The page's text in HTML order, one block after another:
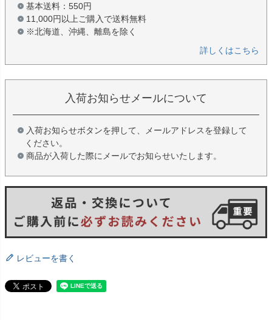
基本送料：550円
11,000円以上ご購入で送料無料
※北海道、沖縄、離島を除く
詳しくはこちら
入荷お知らせメールについて
入荷お知らせボタンを押して、メールアドレスを登録して
ください。
商品が入荷した際にメールでお知らせいたします。
レビューを書く